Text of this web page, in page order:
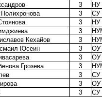
3
НУ
3
СУ
3
НУ
3
Кехайов
3
Юсеин
3
ОУ
3
ОУ
Грозева
3
3
СУ
3
ОУ
3
СУ